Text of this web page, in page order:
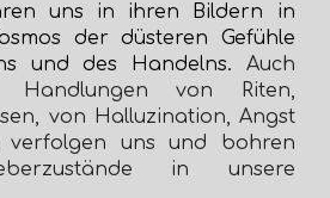
uns in ihren Bildern in
der düsteren Gefühle
und des Handelns. Auch
Handlungen von Riten,
von Halluzination, Angst
verfolgen uns und bohren
in unsere